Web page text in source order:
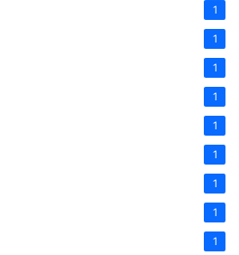
1
1
1
1
1
1
1
1
1